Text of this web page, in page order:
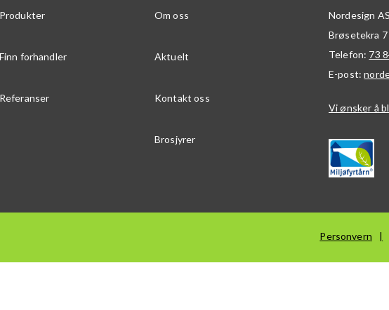
Produkter Om oss
Finn forhandler Aktuelt
Referanser Kontakt oss
Brosjyrer
Nordesign AS
Brøsetekra 7
Telefon: 73
E-post:
Vi ønsker å
Personvern